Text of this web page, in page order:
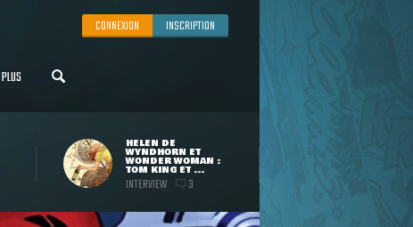
CONNEXION INSCRIPTION
PLUS
HELEN DE
WYNDHORN ET
WONDER WOMAN :
TOM KING ET ...
INTERVIEW 3